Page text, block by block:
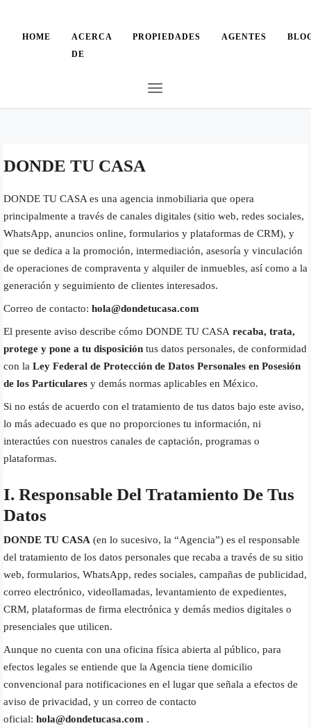
HOME
ACERCA
DE
PROPIEDADES AGENTES
DONDE TU CASA
DONDE TU CASA es una agencia inmobiliaria que opera
principalmente a través de canales digitales (sitio web, redes sociales,
WhatsApp, anuncios online, formularios y plataformas de CRM), y
que se dedica a la promoción, intermediación, asesoría y vinculación
de operaciones de compraventa y alquiler de inmuebles, así como a la
generación y seguimiento de clientes interesados.
Correo de contacto: hola@dondetucasa.com
El presente aviso describe cómo DONDE TU CASA recaba, trata,
protege y pone a tu disposición tus datos personales, de conformidad
con la Ley Federal de Protección de Datos Personales en Posesión
de los Particulares y demás normas aplicables en México.
Si no estás de acuerdo con el tratamiento de tus datos bajo este aviso,
lo más adecuado es que no proporciones tu información, ni
interactúes con nuestros canales de captación, programas o
plataformas.
I. Responsable Del Tratamiento De Tus
Datos
DONDE TU CASA (en lo sucesivo, la “Agencia”) es el responsable
del tratamiento de los datos personales que recaba a través de su sitio
web, formularios, WhatsApp, redes sociales, campañas de publicidad,
correo electrónico, videollamadas, levantamiento de expedientes,
CRM, plataformas de firma electrónica y demás medios digitales o
presenciales que utilicen.
Aunque no cuenta con una oficina física abierta al público, para
efectos legales se entiende que la Agencia tiene domicilio
convencional para notificaciones en el lugar que señala a efectos de
aviso de privacidad, y un correo de contacto
oficial: hola@dondetucasa.com .